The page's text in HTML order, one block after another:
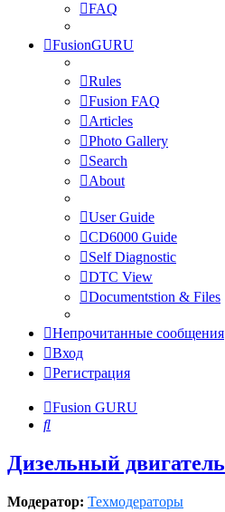
FAQ
FusionGURU
Rules
Fusion FAQ
Articles
Photo Gallery
Search
About
User Guide
CD6000 Guide
Self Diagnostic
DTC View
Documentstion & Files
Непрочитанные сообщения
Вход
Регистрация
Fusion GURU
Поиск
Дизельный двигатель
Модератор: Техмодераторы